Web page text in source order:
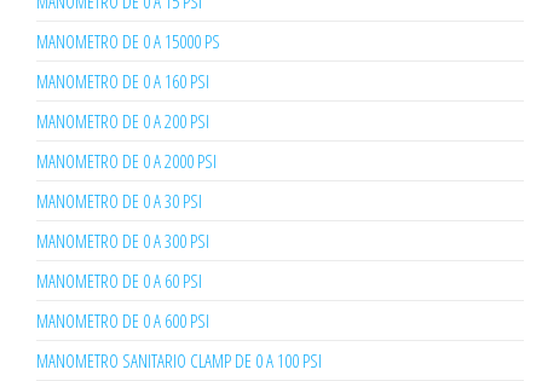
MANOMETRO DE 0 A 15000 PS
MANOMETRO DE 0 A 160 PSI
MANOMETRO DE 0 A 200 PSI
MANOMETRO DE 0 A 2000 PSI
MANOMETRO DE 0 A 30 PSI
MANOMETRO DE 0 A 300 PSI
MANOMETRO DE 0 A 60 PSI
MANOMETRO DE 0 A 600 PSI
MANOMETRO SANITARIO CLAMP DE 0 A 100 PSI